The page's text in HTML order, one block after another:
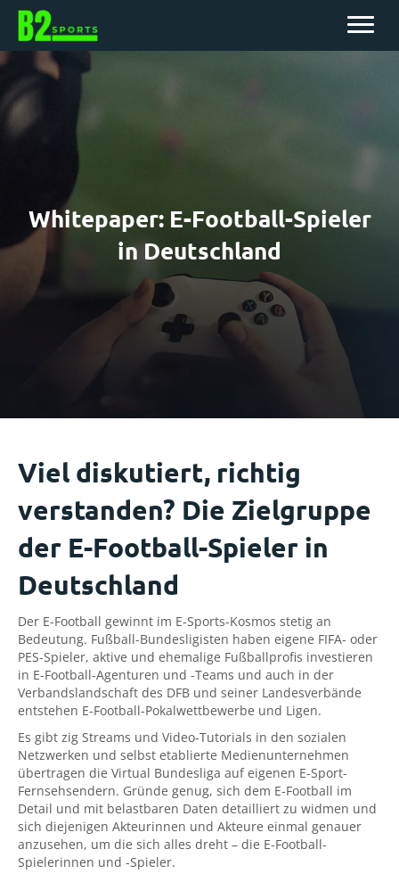
Whitepaper: E-Football-Spieler
in Deutschland
Viel diskutiert, richtig
verstanden? Die Zielgruppe
der E-Football-Spieler in
Deutschland
Der E-Football gewinnt im E-Sports-Kosmos stetig an
Bedeutung. Fußball-Bundesligisten haben eigene FIFA- oder
PES-Spieler, aktive und ehemalige Fußballprofis investieren
in E-Football-Agenturen und -Teams und auch in der
Verbandslandschaft des DFB und seiner Landesverbände
entstehen E-Football-Pokalwettbewerbe und Ligen.
Es gibt zig Streams und Video-Tutorials in den sozialen
Netzwerken und selbst etablierte Medienunternehmen
übertragen die Virtual Bundesliga auf eigenen E-Sport-
Fernsehsendern. Gründe genug, sich dem E-Football im
Detail und mit belastbaren Daten detailliert zu widmen und
sich diejenigen Akteurinnen und Akteure einmal genauer
anzusehen, um die sich alles dreht – die E-Football-
Spielerinnen und -Spieler.